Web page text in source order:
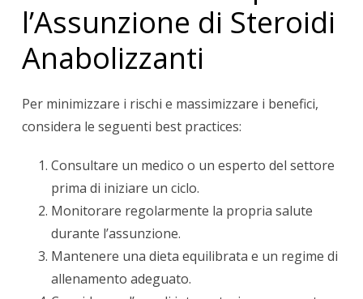
l’Assunzione di Steroidi
Anabolizzanti
Per minimizzare i rischi e massimizzare i benefici,
considera le seguenti best practices:
Consultare un medico o un esperto del settore
prima di iniziare un ciclo.
Monitorare regolarmente la propria salute
durante l’assunzione.
Mantenere una dieta equilibrata e un regime di
allenamento adeguato.